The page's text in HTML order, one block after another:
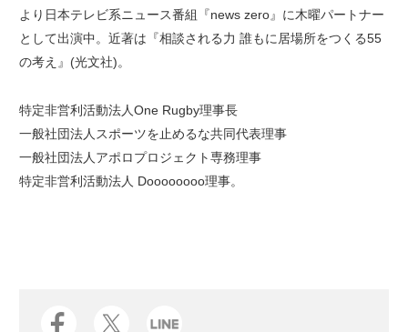
より日本テレビ系ニュース番組『news zero』に木曜パートナー
として出演中。近著は『相談される力 誰もに居場所をつくる55
の考え』(光文社)。
特定非営利活動法人One Rugby理事長
一般社団法人スポーツを止めるな共同代表理事
一般社団法人アポロプロジェクト専務理事
特定非営利活動法人 Doooooooo理事。